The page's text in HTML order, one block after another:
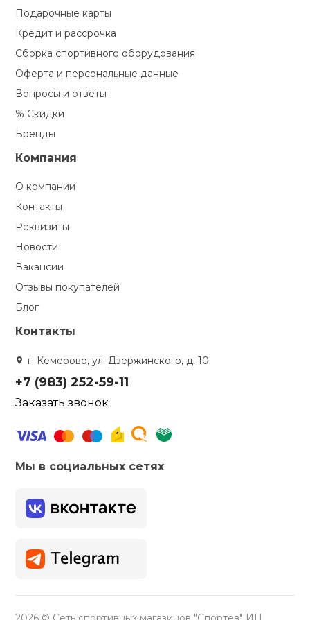
Подарочные карты
Кредит и рассрочка
Сборка спортивного оборудования
Оферта и персональные данные
Вопросы и ответы
% Скидки
Бренды
Компания
О компании
Контакты
Реквизиты
Новости
Вакансии
Отзывы покупателей
Блог
Контакты
г. Кемерово, ул. Дзержинского, д. 10
+7 (983) 252-59-11
Заказать звонок
Мы в социальных сетях